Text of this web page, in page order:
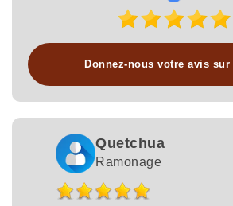
Donnez-nous votre avis sur
Quetchua
Ramonage